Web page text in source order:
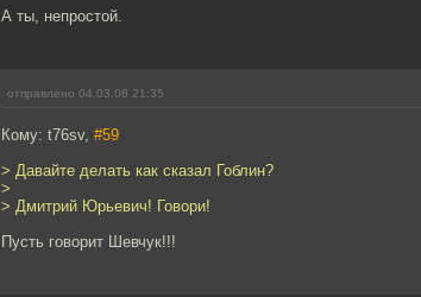
А ты, непростой.
отправлено 04.03.08 21:35
Кому: t76sv, #59
> Давайте делать как сказал Гоблин?
>
> Дмитрий Юрьевич! Говори!
Пусть говорит Шевчук!!!